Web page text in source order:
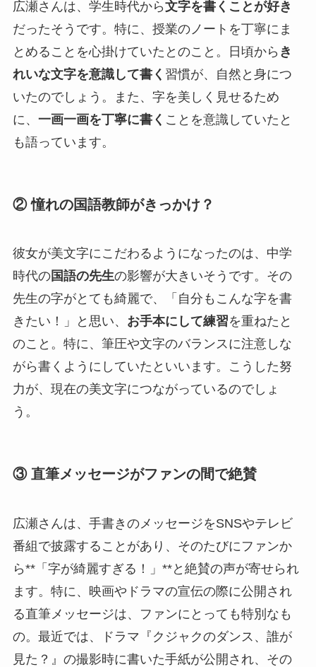
広瀬さんは、学生時代から文字を書くことが好き
だったそうです。特に、授業のノートを丁寧にま
とめることを心掛けていたとのこと。日頃から き
れいな文字を意識して書く 習慣が、自然と身につ
いたのでしょう。また、字を美しく見せるため
に、 一画一画を丁寧に書く ことを意識していたと
も語っています。
② 憧れの国語教師がきっかけ？
彼女が美文字にこだわるようになったのは、中学
時代の国語の先生の影響が大きいそうです。その
先生の字がとても綺麗で、「自分もこんな字を書
きたい！」と思い、 お手本にして練習を重ねたと
のこと。特に、筆圧や文字のバランスに注意しな
がら書くようにしていたといいます。こうした努
力が、現在の美文字につながっているのでしょ
う。
③ 直筆メッセージがファンの間で絶賛
広瀬さんは、手書きのメッセージをSNSやテレビ
番組で披露することがあり、そのたびにファンか
ら**「字が綺麗すぎる！」**と絶賛の声が寄せられ
ます。特に、映画やドラマの宣伝の際に公開され
る直筆メッセージは、ファンにとっても特別なも
の。最近では、ドラマ『クジャクのダンス、誰が
見た？』の撮影時に書いた手紙が公開され、その